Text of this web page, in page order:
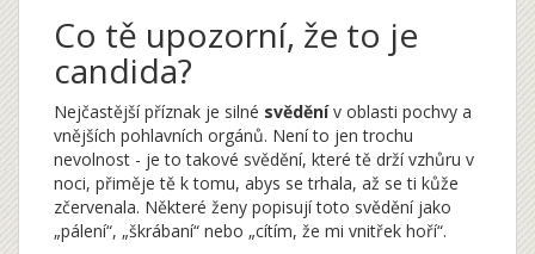
Co tě upozorní, že to je
candida?
Nejčastější příznak je silné svěděnív oblasti pochvy a
vnějších pohlavních orgánů. Není to jen trochu
nevolnost - je to takové svědění, které tě drží vzhůru v
noci, přiměje tě k tomu, abys se trhala, až se ti kůže
zčervenala. Některé ženy popisují toto svědění jako
„pálení“, „škrábaní“ nebo „cítím, že mi vnitřek hoří“.